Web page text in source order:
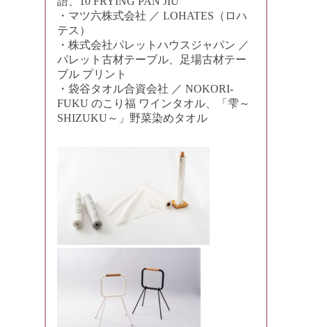
・マツ六株式会社 ／ LOHATES（ロハ
テス）
・株式会社パレットハウスジャパン ／
パレット古材テーブル、足場古材テー
ブル プリント
・袋谷タオル合資会社 ／ NOKORI-
FUKU のこり福 ワインタオル、「雫～
SHIZUKU～」野菜染めタオル